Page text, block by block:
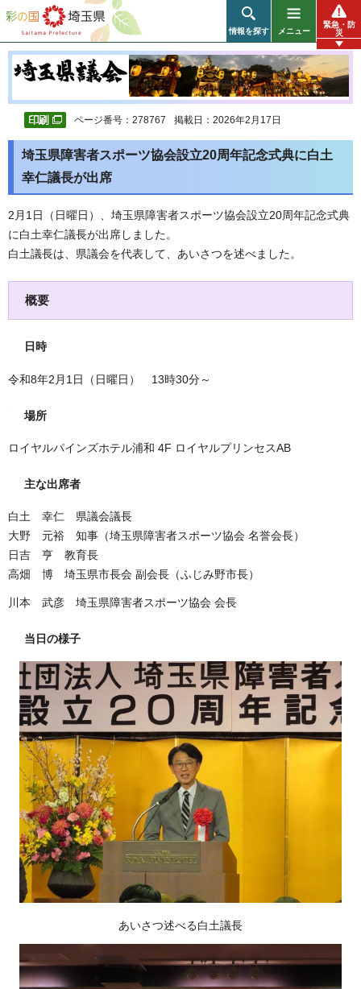
彩の国 埼玉県
情報を探す メニュー
緊急・防
災
ページ番号：278767 掲載日：2026年2月17日
埼玉県障害者スポーツ協会設立20周年記念式典に白土
幸仁議長が出席
2月1日（日曜日）、埼玉県障害者スポーツ協会設立20周年記念式典
に白土幸仁議長が出席しました。
白土議長は、県議会を代表して、あいさつを述べました。
概要
日時
令和8年2月1日（日曜日） 13時30分～
場所
ロイヤルパインズホテル浦和 4F ロイヤルプリンセスAB
主な出席者
白土 幸仁 県議会議長
大野 元裕 知事（埼玉県障害者スポーツ協会 名誉会長）
日吉 亨 教育長
高畑 博 埼玉県市長会 副会長（ふじみ野市長）
川本 武彦 埼玉県障害者スポーツ協会 会長
当日の様子
あいさつ述べる白土議長